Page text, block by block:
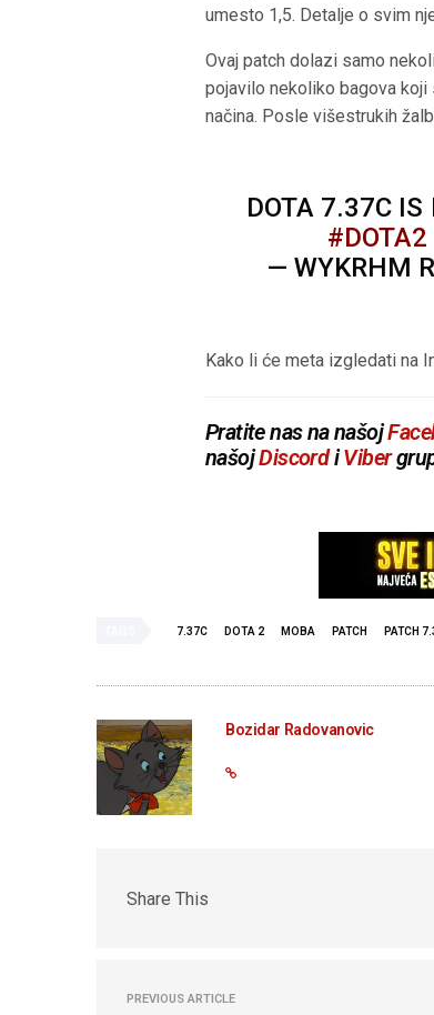
umesto 1,5. Detalje o svim
Ovaj patch dolazi samo
pojavilo nekoliko bagova
načina. Posle višestrukih
DOTA 7.37C IS
#DOTA2
— WYKRHM
Kako li će meta izgledati na
Pratite nas na našoj
našojDiscordiViber
7.37C DOTA 2 MOBA PATCH PATCH
Bozidar Radovanovic
Share This
PREVIOUS ARTICLE